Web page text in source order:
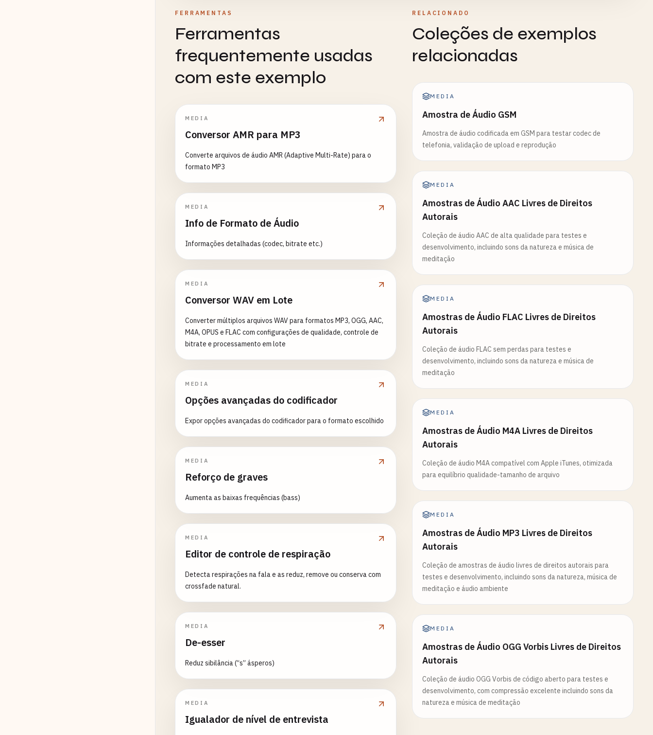
FERRAMENTAS
Ferramentas
frequentemente usadas
com este exemplo
MEDIA
Conversor AMR para MP3
Converte arquivos de áudio AMR (Adaptive Multi-Rate) para o
formato MP3
MEDIA
Info de Formato de Áudio
Informações detalhadas (codec, bitrate etc.)
MEDIA
Conversor WAV em Lote
Converter múltiplos arquivos WAV para formatos MP3, OGG, AAC,
M4A, OPUS e FLAC com configurações de qualidade, controle de
bitrate e processamento em lote
MEDIA
Opções avançadas do codificador
Expor opções avançadas do codificador para o formato escolhido
MEDIA
Reforço de graves
Aumenta as baixas frequências (bass)
MEDIA
Editor de controle de respiração
Detecta respirações na fala e as reduz, remove ou conserva com
crossfade natural.
MEDIA
De-esser
Reduz sibilância (“s” ásperos)
MEDIA
Igualador de nível de entrevista
RELACIONADO
Coleções de exemplos
relacionadas
MEDIA
Amostra de Áudio GSM
Amostra de áudio codificada em GSM para testar codec de
telefonia, validação de upload e reprodução
MEDIA
Amostras de Áudio AAC Livres de Direitos
Autorais
Coleção de áudio AAC de alta qualidade para testes e
desenvolvimento, incluindo sons da natureza e música de
meditação
MEDIA
Amostras de Áudio FLAC Livres de Direitos
Autorais
Coleção de áudio FLAC sem perdas para testes e
desenvolvimento, incluindo sons da natureza e música de
meditação
MEDIA
Amostras de Áudio M4A Livres de Direitos
Autorais
Coleção de áudio M4A compatível com Apple iTunes, otimizada
para equilíbrio qualidade-tamanho de arquivo
MEDIA
Amostras de Áudio MP3 Livres de Direitos
Autorais
Coleção de amostras de áudio livres de direitos autorais para
testes e desenvolvimento, incluindo sons da natureza, música de
meditação e áudio ambiente
MEDIA
Amostras de Áudio OGG Vorbis Livres de Direitos
Autorais
Coleção de áudio OGG Vorbis de código aberto para testes e
desenvolvimento, com compressão excelente incluindo sons da
natureza e música de meditação